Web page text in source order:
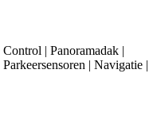
| Panoramadak |
| Navigatie |